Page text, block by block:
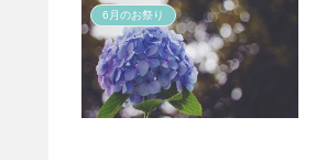
6月のお祭り